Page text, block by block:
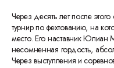
Через десять лет после
турнир по фехтованию, на
место. Его наставник
несомненная гордость,
Через выступления и